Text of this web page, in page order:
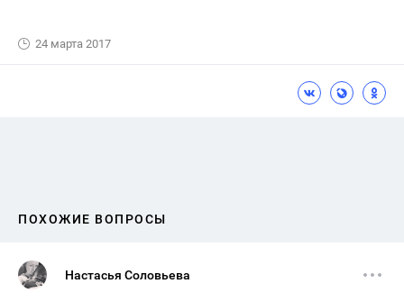
24 марта 2017
ПОХОЖИЕ ВОПРОСЫ
Настасья Соловьева